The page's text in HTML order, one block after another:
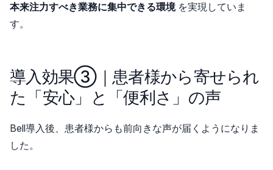
本来注力すべき業務に集中できる環境を実現していま
す。
導入効果③｜患者様から寄せられ
た「安心」と「便利さ」の声
Bell導入後、患者様からも前向きな声が届くようになりま
した。